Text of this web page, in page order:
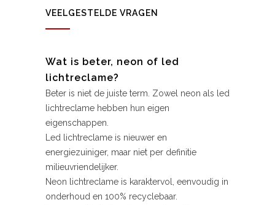
VEELGESTELDE VRAGEN
Wat is beter, neon of led
lichtreclame?
Beter is niet de juiste term. Zowel neon als led
lichtreclame hebben hun eigen
eigenschappen.
Led lichtreclame is nieuwer en
energiezuiniger, maar niet per definitie
milieuvriendelijker.
Neon lichtreclame is karaktervol, eenvoudig in
onderhoud en 100% recyclebaar.